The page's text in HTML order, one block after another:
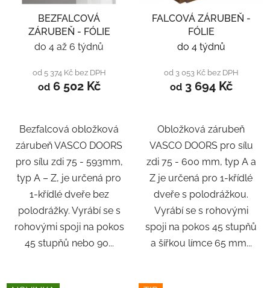
BEZFALCOVÁ
ZÁRUBEŇ - FÓLIE
do 4 až 6 týdnů
od 5 374 Kč bez DPH
od6 502 Kč
Bezfalcová obložková
zárubeň VASCO DOORS
pro sílu zdi 75 - 593mm,
typ A – Z, je určená pro
1-křídlé dveře bez
polodrážky. Vyrábí se s
rohovými spoji na pokos
45 stupňů nebo 90...
FALCOVÁ ZÁRUBEŇ -
FÓLIE
do 4 týdnů
od 3 053 Kč bez DPH
od3 694 Kč
Obložková zárubeň
VASCO DOORS pro sílu
zdi 75 - 600 mm, typ A a
Z je určená pro 1-křídlé
dveře s polodrážkou.
Vyrábí se s rohovými
spoji na pokos 45 stupňů
a šířkou límce 65 mm...